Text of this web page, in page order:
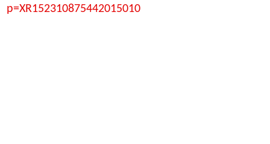
p=XR152310875442015010